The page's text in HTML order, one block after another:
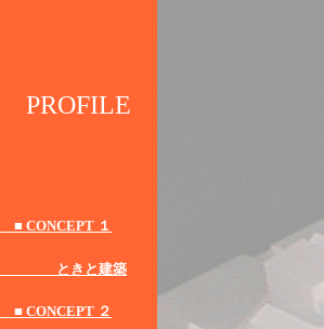
PROFILE
■ CONCEPT １
ときと建築
■ CONCEPT ２